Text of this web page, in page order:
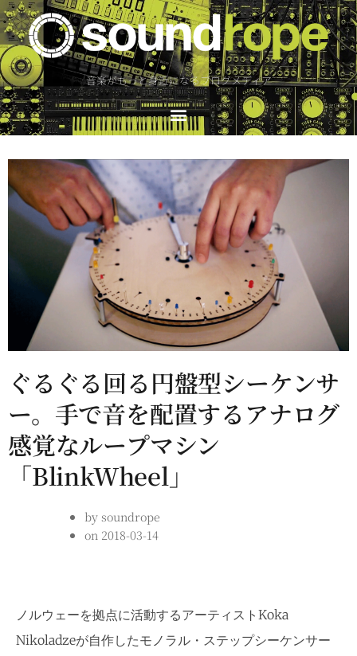
音楽がもっと身近になるブログメディア
ぐるぐる回る円盤型シーケンサ
ー。手で音を配置するアナログ
感覚なループマシン
「BlinkWheel」
bysoundrope
on 2018-03-14
ノルウェーを拠点に活動するアーティストKoka
Nikoladzeが自作したモノラル・ステップシーケンサー